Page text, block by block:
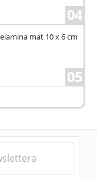
04
mat 10 x 6 cm
05